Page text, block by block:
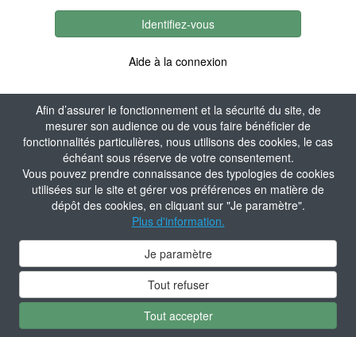
Afin d’assurer le fonctionnement et la sécurité du site, de
mesurer son audience ou de vous faire bénéficier de
fonctionnalités particulières, nous utilisons des cookies, le cas
échéant sous réserve de votre consentement.
Vous pouvez prendre connaissance des typologies de cookies
utilisées sur le site et gérer vos préférences en matière de
dépôt des cookies, en cliquant sur "Je paramètre".
Plus d'information.
Je paramètre
Tout refuser
Tout accepter
Identifiez-vous
Aide à la connexion